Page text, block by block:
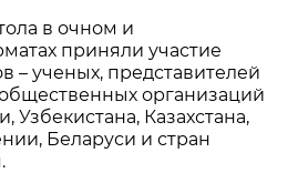
в очном и
приняли участие
– ученых, представителей
организаций
Узбекистана, Казахстана,
Беларуси и стран